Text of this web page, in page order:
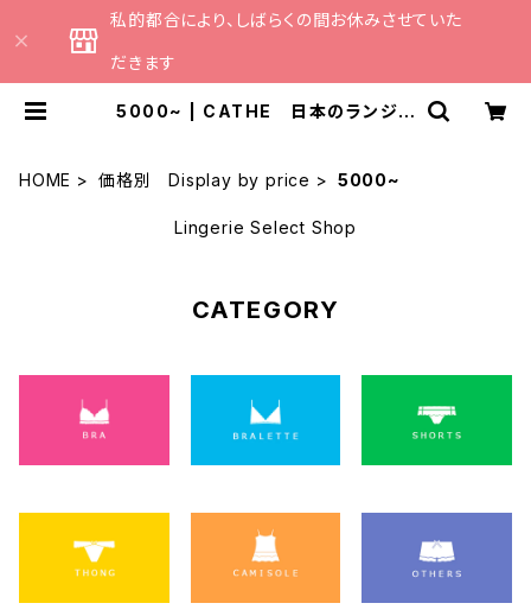
私的都合により、しばらくの間お休みさせていた
だきます
5000~ | CATHE 日本のランジェ
HOME 価格別 Display by price 5000~
Lingerie Select Shop
CATEGORY